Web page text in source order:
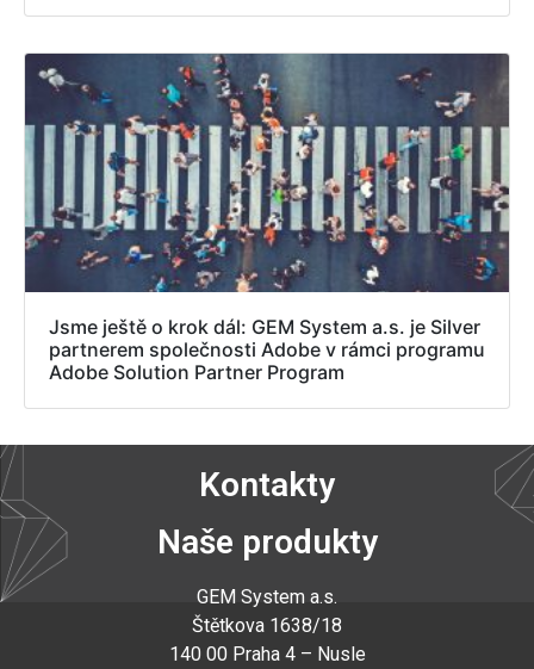
Jsme ještě o krok dál: GEM System a.s. je Silver
partnerem společnosti Adobe v rámci programu
Adobe Solution Partner Program
Kontakty
Naše produkty
GEM System a.s.
Štětkova 1638/18
140 00 Praha 4 – Nusle